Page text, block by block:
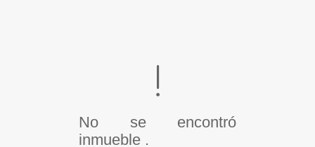
No se encontró
inmueble .